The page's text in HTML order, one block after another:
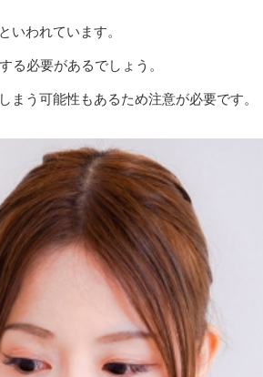
いわれています。
る必要があるでしょう。
う可能性もあるため注意が必要です。